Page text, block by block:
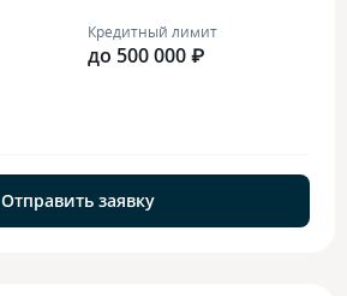
Кредитный лимит
до 500 000 ₽
Отправить заявку